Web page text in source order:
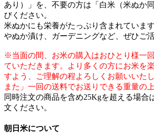
あり）」を、不要の方は「白米（米ぬか
びください。
米ぬかにも栄養がたっぷり含まれていま
やぬか漬け、ガーデニングなど、ぜひご
※当面の間、お米の購入はおひとり様一
ていただきます。より多くの方にお米を
すよう、ご理解の程よろしくお願いいたし
また」一回の送料でお送りできる重量の
同時注文の商品を含め25Kgを超える場合
文ください。
朝日米について